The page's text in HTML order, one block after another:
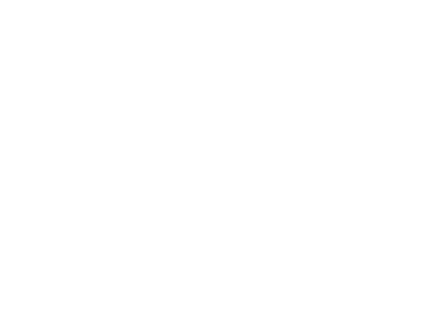
Мартина"